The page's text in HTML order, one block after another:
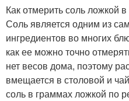
Как отмерить соль ложкой
Соль является одним из
ингредиентов во многих
как ее можно точно
нет весов дома, поэтому
вмещается в столовой и
соль в граммах ложкой по